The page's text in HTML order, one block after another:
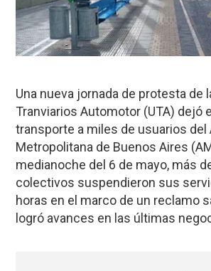
Una nueva jornada de protesta de
Tranviarios Automotor (UTA) dejó
transporte a miles de usuarios del
Metropolitana de Buenos Aires
medianoche del 6 de mayo, más
colectivos suspendieron sus
horas en el marco de un reclamo
logró avances en las últimas